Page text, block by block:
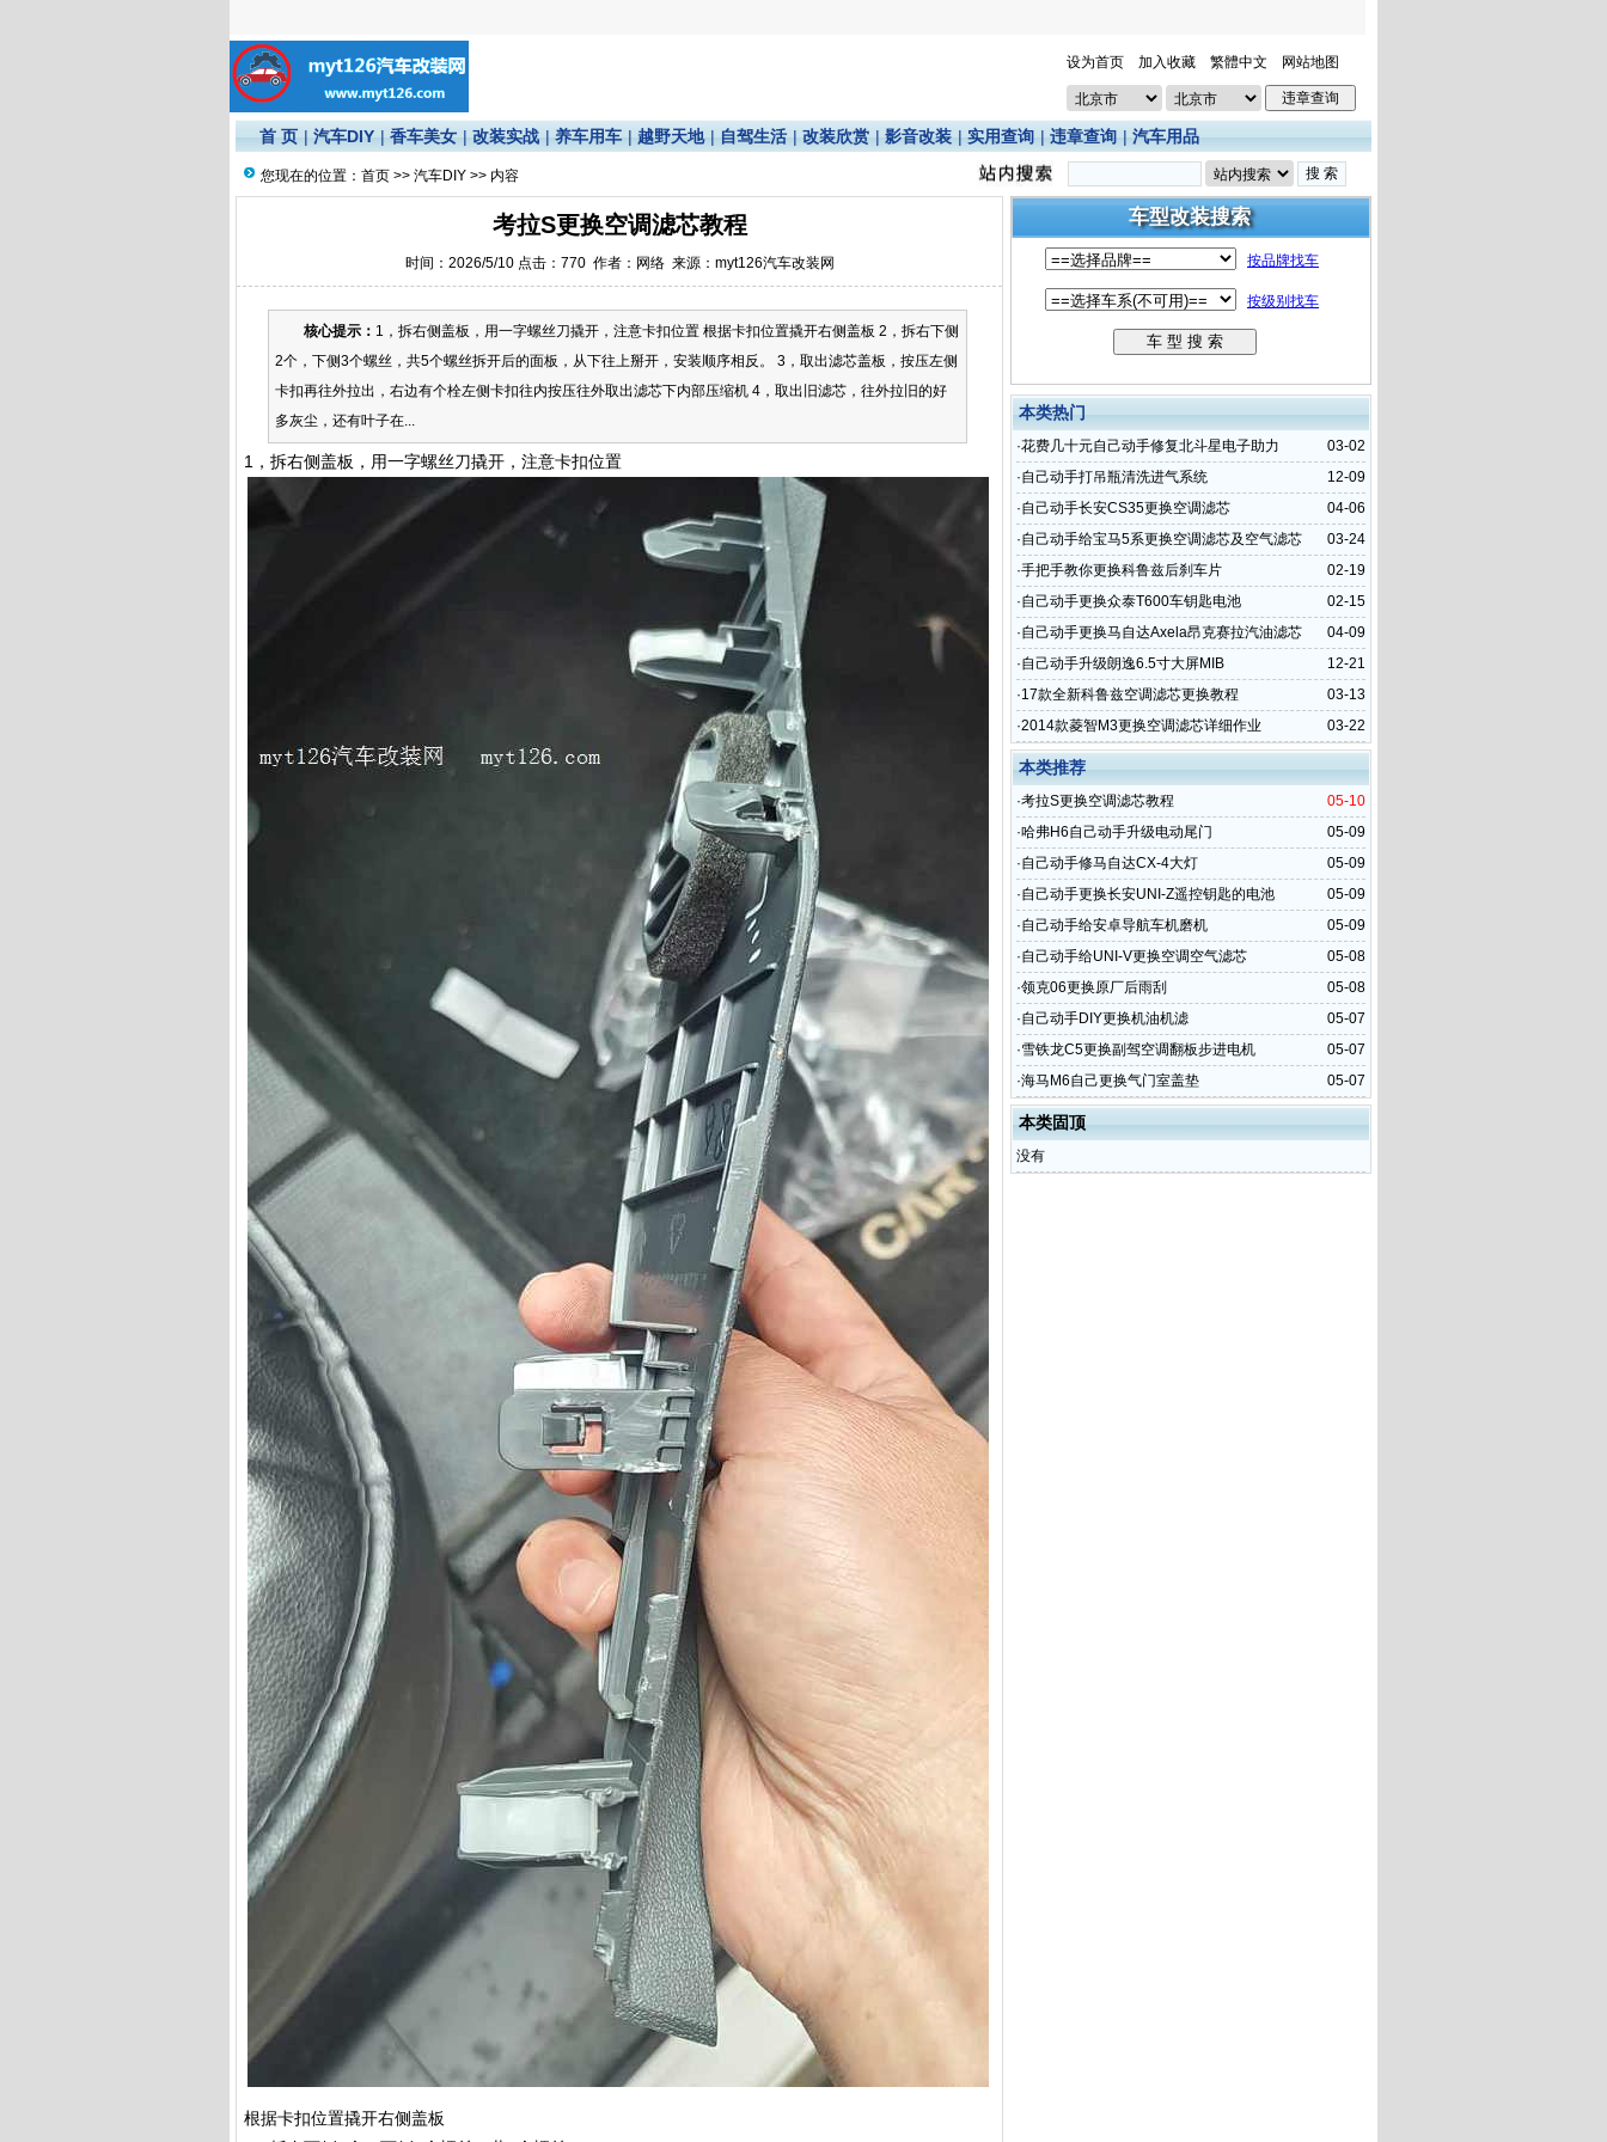
设为首页 加入收藏 繁體中文 网站地图
首 页 |汽车DIY |香车美女 |改装实战 |养车用车 |越野天地 |自驾生活 |改装欣赏 |影音改装 |实用查询 |违章查询 |汽车用品
您现在的位置： 首页 >> 汽车DIY >> 内容
考拉S更换空调滤芯教程
时间：2026/5/10 点击： 770作者：网络 来源：myt126汽车改装网
核心提示： 1，拆右侧盖板，用一字螺丝刀撬开，注意卡扣位置 根据卡扣位置撬开右侧盖板 2，拆右下侧
2个，下侧3个螺丝，共5个螺丝拆开后的面板，从下往上掰开，安装顺序相反。 3，取出滤芯盖板，按压左侧
卡扣再往外拉出，右边有个栓左侧卡扣往内按压往外取出滤芯下内部压缩机 4，取出旧滤芯，往外拉旧的好
多灰尘，还有叶子在...
1，拆右侧盖板，用一字螺丝刀撬开，注意卡扣位置
根据卡扣位置撬开右侧盖板
本类热门
03-02
·花费几十元自己动手修复北斗星电子助力
12-09
·自己动手打吊瓶清洗进气系统
04-06
·自己动手长安CS35更换空调滤芯
03-24
·自己动手给宝马5系更换空调滤芯及空气滤芯
02-19
·手把手教你更换科鲁兹后刹车片
02-15
·自己动手更换众泰T600车钥匙电池
04-09
·自己动手更换马自达Axela昂克赛拉汽油滤芯
12-21
·自己动手升级朗逸6.5寸大屏MIB
03-13
·17款全新科鲁兹空调滤芯更换教程
03-22
·2014款菱智M3更换空调滤芯详细作业
本类推荐
05-10
·考拉S更换空调滤芯教程
05-09
·哈弗H6自己动手升级电动尾门
05-09
·自己动手修马自达CX-4大灯
05-09
·自己动手更换长安UNI-Z遥控钥匙的电池
05-09
·自己动手给安卓导航车机磨机
05-08
·自己动手给UNI-V更换空调空气滤芯
05-08
·领克06更换原厂后雨刮
05-07
·自己动手DIY更换机油机滤
05-07
·雪铁龙C5更换副驾空调翻板步进电机
05-07
·海马M6自己更换气门室盖垫
本类固顶
没有